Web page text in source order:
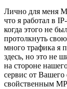
Лично для меня
что я работал в
когда этого не
протолкнуть
много трафика я
здесь, но это не
на стороне
сервис от Вашего
свойственным